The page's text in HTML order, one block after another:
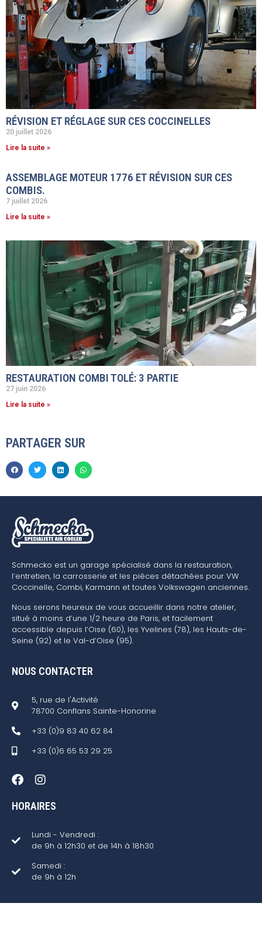
RÉVISION ET RÉGLAGE SUR CES COCCINELLES
20 juillet 2026
Lire la suite »
ASSEMBLAGE MOTEUR 1776 ET RÉVISION SUR CES
COMBIS.
7 juillet 2026
Lire la suite »
RESTAURATION COMBI TOLÉ: 3 PARTIE
27 juin 2026
Lire la suite »
PARTAGER SUR
Schmecko est un garage spécialisé dans la restauration,
l’entretien, la carrosserie et les pièces détachées pour VW
Coccinelle, Combi, Karmann et toutes Volkswagen anciennes.
Nous serons heureux de vous accueillir dans notre atelier,
situé à moins d’une 1/2 heure de Paris, et facilement
accessible depuis l’Oise (60), les Yvelines (78), les Hauts-de-
Seine (92) et le Val-d’Oise (95).
NOUS CONTACTER
5, rue de l'Activité
78700 Conflans Sainte-Honorine
+33 (0)9 83 40 62 84
+33 (0)6 65 53 29 25
HORAIRES
Lundi - Vendredi :
de 9h à 12h30 et de 14h à 18h30
Samedi :
de 9h à 12h